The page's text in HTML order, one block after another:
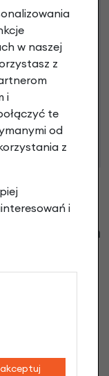
rozumieniu art.
o warunkach
ocenie
pytania o ten
produktu? A Ty o
w naszej
z
i
te
od
z
i